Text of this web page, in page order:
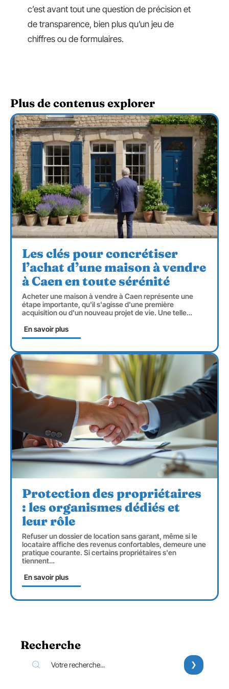
c’est avant tout une question de précision et
de transparence, bien plus qu’un jeu de
chiffres ou de formulaires.
Plus de contenus explorer
Les clés pour concrétiser
l’achat d’une maison à vendre
à Caen en toute sérénité
Acheter une maison à vendre à Caen représente une
étape importante, qu'il s'agisse d'une première
acquisition ou d'un nouveau projet de vie. Une telle…
En savoir plus
Protection des propriétaires
: les organismes dédiés et
leur rôle
Refuser un dossier de location sans garant, même si le
locataire affiche des revenus confortables, demeure une
pratique courante. Si certains propriétaires s'en
tiennent…
En savoir plus
Recherche